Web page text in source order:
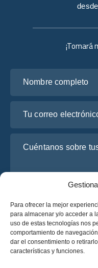
Para ofrecer la mejor
para almacenar y/o acceder a
uso de estas tecnologías nos
comportamiento de
dar el consentimiento o
características y funciones.
¡Tomará
He leído y acepto